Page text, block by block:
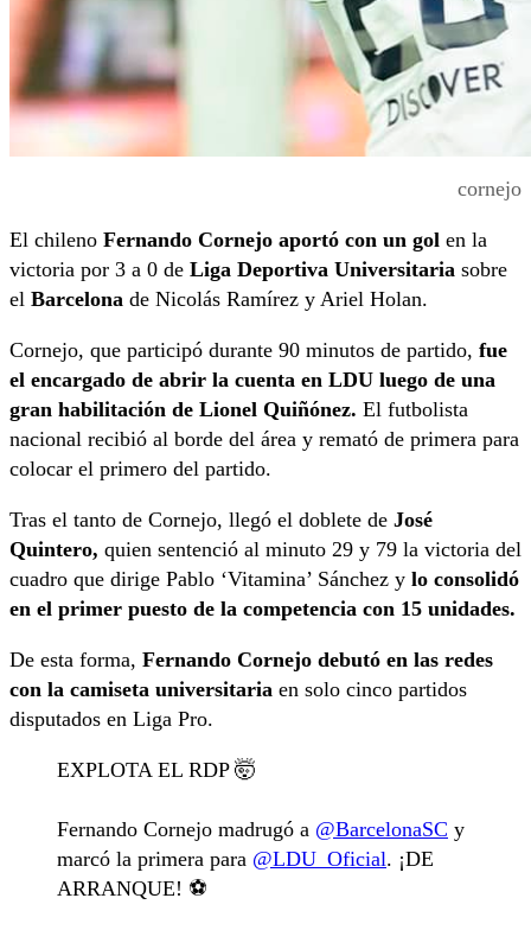
cornejo
El chileno Fernando Cornejo aportó con un gol en la
victoria por 3 a 0 de Liga Deportiva Universitaria sobre
el Barcelona de Nicolás Ramírez y Ariel Holan.
Cornejo, que participó durante 90 minutos de partido, fue
el encargado de abrir la cuenta en LDU luego de una
gran habilitación de Lionel Quiñónez. El futbolista
nacional recibió al borde del área y remató de primera para
colocar el primero del partido.
Tras el tanto de Cornejo, llegó el doblete de José
Quintero, quien sentenció al minuto 29 y 79 la victoria del
cuadro que dirige Pablo ‘Vitamina’ Sánchez y lo consolidó
en el primer puesto de la competencia con 15 unidades.
De esta forma, Fernando Cornejo debutó en las redes
con la camiseta universitaria en solo cinco partidos
disputados en Liga Pro.
EXPLOTA EL RDP 🤯
Fernando Cornejo madrugó a @BarcelonaSC y
marcó la primera para @LDU_Oficial. ¡DE
ARRANQUE! ⚽️